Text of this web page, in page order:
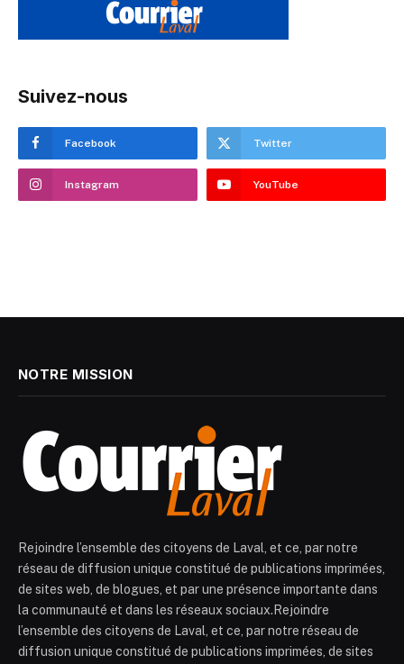
Suivez-nous
Facebook Twitter
Instagram YouTube
NOTRE MISSION
Rejoindre l’ensemble des citoyens de Laval, et ce, par notre
réseau de diffusion unique constitué de publications imprimées,
de sites web, de blogues, et par une présence importante dans
la communauté et dans les réseaux sociaux.Rejoindre
l’ensemble des citoyens de Laval, et ce, par notre réseau de
diffusion unique constitué de publications imprimées, de sites